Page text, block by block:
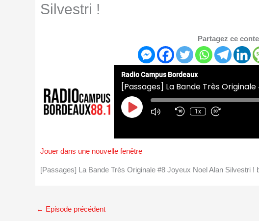
Silvestri !
Partagez ce
Radio Campus Bordeaux
[Passages] La Bande Très
Play
Episode
1x
Jouer dans une nouvelle fenêtre
[Passages] La Bande Très Originale #8 Joyeux Noel Alan Silvestri !
← Episode précédent